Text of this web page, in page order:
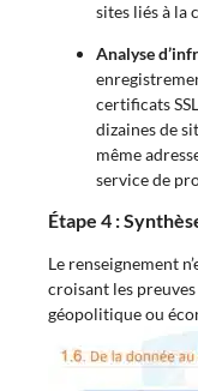
sites liés à la
Analyse
certificats
dizaines de
même
service de
Étape 4 :
Le renseignement
croisant les
géopolitique ou